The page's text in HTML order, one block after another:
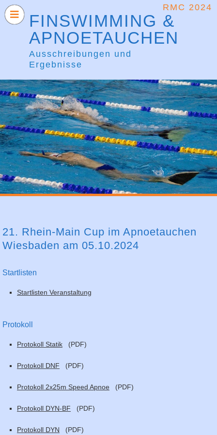
FINSWIMMING &
APNOETAUCHEN
Ausschreibungen und
Ergebnisse
RMC 2024
21. Rhein-Main Cup im Apnoetauchen
Wiesbaden am 05.10.2024
Startlisten
Startlisten Veranstaltung
Protokoll
Protokoll Statik (PDF)
Protokoll DNF (PDF)
Protokoll 2x25m Speed Apnoe (PDF)
Protokoll DYN-BF (PDF)
Protokoll DYN (PDF)